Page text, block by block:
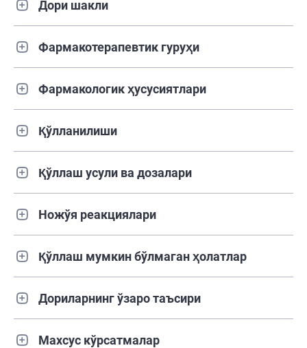
Дори шакли
Фармакотерапевтик гуруҳи
Фармакологик ҳусусиятлари
Қўлланилиши
Қўллаш усули ва дозалари
Ножўя реакциялари
Қўллаш мумкин бўлмаган ҳолатлар
Дориларнинг ўзаро таъсири
Махсус кўрсатмалар